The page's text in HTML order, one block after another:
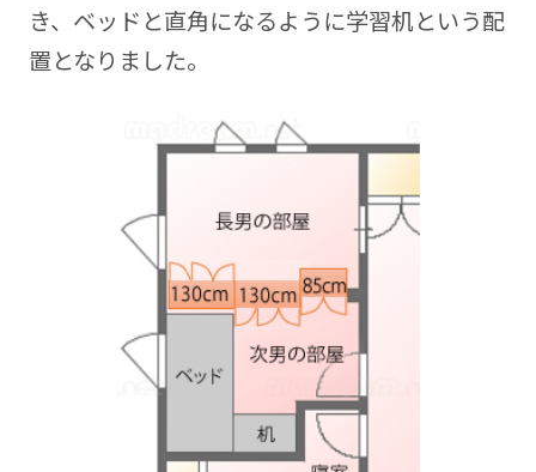
き、ベッドと直角になるように学習机という配
置となりました。